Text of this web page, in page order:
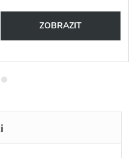
ZOBRAZIT